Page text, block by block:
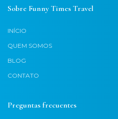
Sobre Funny Times Travel
INÍCIO
QUEM SOMOS
BLOG
CONTATO
Preguntas frecuentes